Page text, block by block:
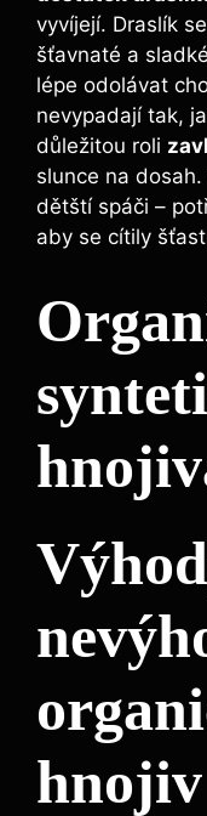
vyvíjejí. Draslík
šťavnaté a
lépe ⁣odolávat
nevypadají tak,
důležitou ‌roli
slunce na
dětští spáči –
aby se cítily
hnojiv